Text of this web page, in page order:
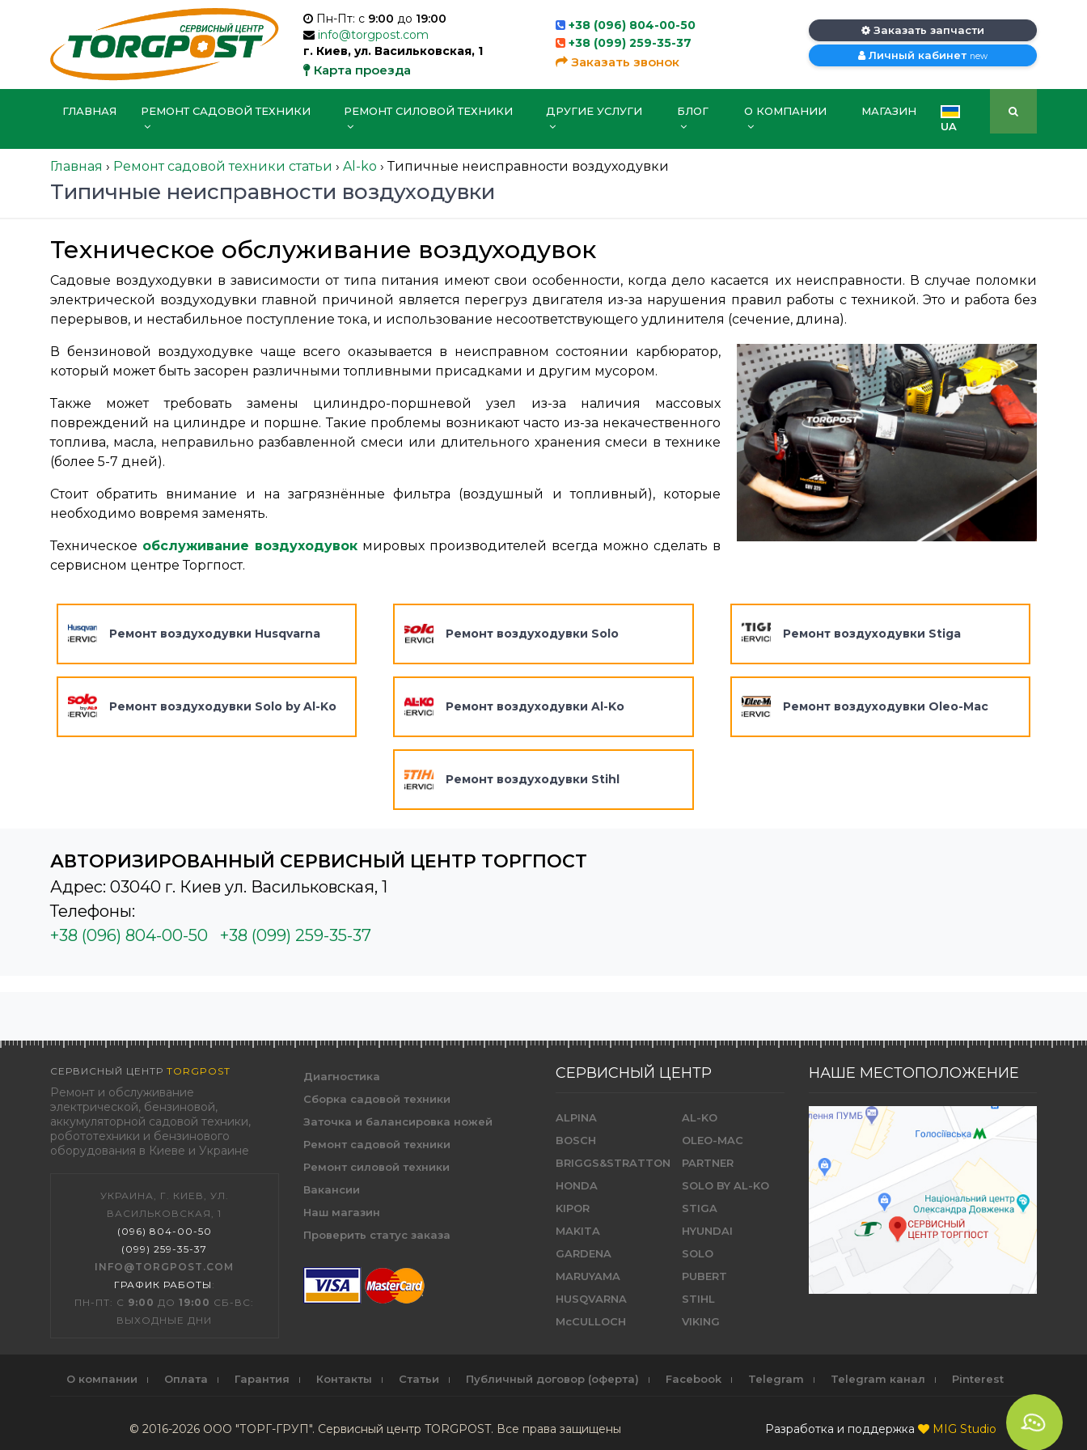
Пн-Пт: с 9:00 до 19:00
info@torgpost.com
г. Киев, ул. Васильковская, 1
Карта проезда
+38 (096) 804-00-50
+38 (099) 259-35-37
Заказать звонок
Заказать запчасти
Личный кабинет new
ГЛАВНАЯ РЕМОНТ САДОВОЙ ТЕХНИКИ РЕМОНТ СИЛОВОЙ ТЕХНИКИ ДРУГИЕ УСЛУГИ БЛОГ О КОМПАНИИ
МАГАЗИН
UA
Главная › Ремонт садовой техники статьи › Al-ko ›Типичные неисправности воздуходувки
Типичные неисправности воздуходувки
Техническое обслуживание воздуходувок
Садовые воздуходувки в зависимости от типа питания имеют свои особенности, когда дело касается их неисправности. В случае поломки
электрической воздуходувки главной причиной является перегруз двигателя из-за нарушения правил работы с техникой. Это и работа без
перерывов, и нестабильное поступление тока, и использование несоответствующего удлинителя (сечение, длина).
В бензиновой воздуходувке чаще всего оказывается в неисправном состоянии карбюратор,
который может быть засорен различными топливными присадками и другим мусором.
Также может требовать замены цилиндро-поршневой узел из-за наличия массовых
повреждений на цилиндре и поршне. Такие проблемы возникают часто из-за некачественного
топлива, масла, неправильно разбавленной смеси или длительного хранения смеси в технике
(более 5-7 дней).
Стоит обратить внимание и на загрязнённые фильтра (воздушный и топливный), которые
необходимо вовремя заменять.
Техническое обслуживание воздуходувок мировых производителей всегда можно сделать в
сервисном центре Торгпост.
Ремонт воздуходувки Husqvarna
Ремонт воздуходувки Solo by Al-Ko
Ремонт воздуходувки Solo
Ремонт воздуходувки Al-Ko
Ремонт воздуходувки Stihl
Ремонт воздуходувки Stiga
Ремонт воздуходувки Oleo-Mac
АВТОРИЗИРОВАННЫЙ СЕРВИСНЫЙ ЦЕНТР ТОРГПОСТ
Адрес: 03040 г. Киев ул. Васильковская, 1
Телефоны:
+38 (096) 804-00-50
+38 (099) 259-35-37
СЕРВИСНЫЙ ЦЕНТР TORGPOST
Ремонт и обслуживание
электрической, бензиновой,
аккумуляторной садовой техники,
робототехники и бензинового
оборудования в Киеве и Украине
УКРАИНА, Г. КИЕВ, УЛ.
ВАСИЛЬКОВСКАЯ, 1
(096) 804-00-50
(099) 259-35-37
INFO@TORGPOST.COM
ГРАФИК РАБОТЫ :
ПН-ПТ: С 9:00 ДО19:00 СБ-ВС:
ВЫХОДНЫЕ ДНИ
Диагностика
Сборка садовой техники
Заточка и балансировка ножей
Ремонт садовой техники
Ремонт силовой техники
Вакансии
Наш магазин
Проверить статус заказа
СЕРВИСНЫЙ ЦЕНТР
ALPINA
BOSCH
BRIGGS&STRATTON
HONDA
KIPOR
MAKITA
GARDENA
MARUYAMA
HUSQVARNA
McCULLOCH
AL-KO
OLEO-MAC
PARTNER
SOLO BY AL-KO
STIGA
HYUNDAI
SOLO
PUBERT
STIHL
VIKING
НАШЕ МЕСТОПОЛОЖЕНИЕ
О компании Оплата Гарантия Контакты Статьи Публичный договор (оферта) Facebook Telegram Telegram канал Pinterest
© 2016-2026 ООО "ТОРГ-ГРУП". Сервисный центр TORGPOST. Все права защищены Разработка и поддержка MIG Studio